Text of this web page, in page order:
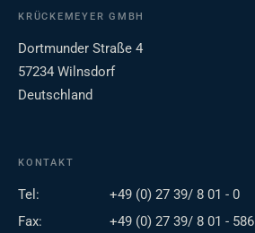
KRÜCKEMEYER GMBH
Dortmunder Straße 4
57234 Wilnsdorf
Deutschland
KONTAKT
Tel:
+49 (0) 27 39/ 8 01 - 0
Fax:
+49 (0) 27 39/ 8 01 - 586